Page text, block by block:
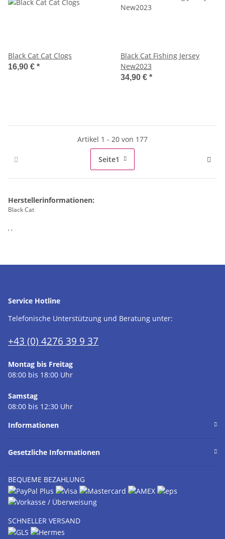
Black Cat Cat Clogs
16,90 € *
Black Cat Fishing Jersey
New2023
34,90 € *
Artikel 1 - 20 von 177
Seite1
Herstellerinformationen:
Black Cat
, ,
Service Hotline
Telefonische Unterstützung und Beratung unter:
+43 (0) 4276 39 9 37
Montag bis Freitag
08:00 bis 18:00 Uhr
Samstag
08:00 bis 12:30 Uhr
Informationen
Gesetzliche Informationen
BEQUEME BEZAHLUNG
SCHNELLER VERSAND